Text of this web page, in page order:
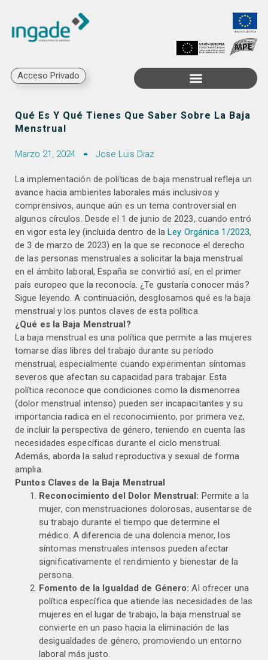
Acceso Privado
Qué Es Y Qué Tienes Que Saber Sobre La Baja
Menstrual
Marzo 21, 2024 Jose Luis Diaz
La implementación de políticas de baja menstrual refleja un
avance hacia ambientes laborales más inclusivos y
comprensivos, aunque aún es un tema controversial en
algunos círculos. Desde el 1 de junio de 2023, cuando entró
en vigor esta ley (incluida dentro de laLey Orgánica 1/2023,
de 3 de marzo de 2023) en la que se reconoce el derecho
de las personas menstruales a solicitar la baja menstrual
en el ámbito laboral, España se convirtió así, en el primer
país europeo que la reconocía. ¿Te gustaría conocer más?
Sigue leyendo. A continuación, desglosamos qué es la baja
menstrual y los puntos claves de esta política.
¿Qué es la Baja Menstrual?
La baja menstrual es una política que permite a las mujeres
tomarse días libres del trabajo durante su período
menstrual, especialmente cuando experimentan síntomas
severos que afectan su capacidad para trabajar. Esta
política reconoce que condiciones como la dismenorrea
(dolor menstrual intenso) pueden ser incapacitantes y su
importancia radica en el reconocimiento, por primera vez,
de incluir la perspectiva de género, teniendo en cuenta las
necesidades específicas durante el ciclo menstrual.
Además, aborda la salud reproductiva y sexual de forma
amplia.
Puntos Claves de la Baja Menstrual
Reconocimiento del Dolor Menstrual: Permite a la
mujer, con menstruaciones dolorosas, ausentarse de
su trabajo durante el tiempo que determine el
médico. A diferencia de una dolencia menor, los
síntomas menstruales intensos pueden afectar
significativamente el rendimiento y bienestar de la
persona.
Fomento de la Igualdad de Género: Al ofrecer una
política específica que atiende las necesidades de las
mujeres en el lugar de trabajo, la baja menstrual se
convierte en un paso hacia la eliminación de las
desigualdades de género, promoviendo un entorno
laboral más justo.